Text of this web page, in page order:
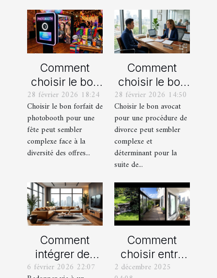
Comment
choisir le bon
forfait de
photobooth
pour votre fête
28 février 2026 18:24
Choisir le bon forfait de
photobooth pour une
fête peut sembler
complexe face à la
diversité des offres...
Comment
choisir le bon
avocat pour
votre
procédure de
divorce ?
28 février 2026 14:50
Choisir le bon avocat
pour une procédure de
divorce peut sembler
complexe et
déterminant pour la
suite de...
Comment
intégrer des
éléments
6 février 2026 22:07
Comment
choisir entre
un jardin, une
2 décembre 2025